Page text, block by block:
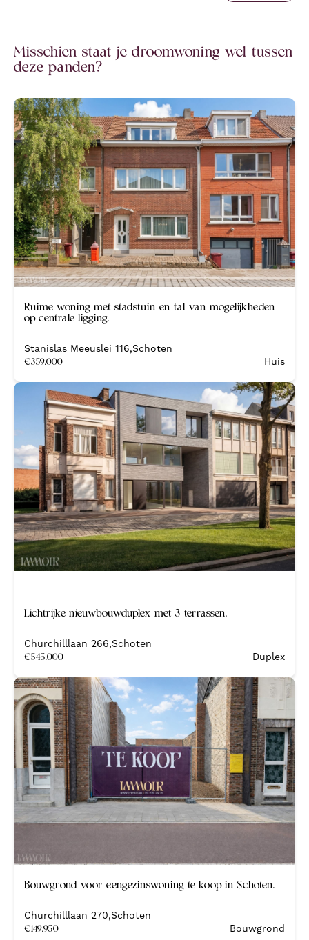
Misschien staat je droomwoning wel tussen
deze panden?
Ruime woning met stadstuin en tal van mogelijkheden
op centrale ligging.
Stanislas Meeuslei 116,Schoten
€359.000 Huis
Nieuwbouw
Lichtrijke nieuwbouwduplex met 3 terrassen.
Churchilllaan 266,Schoten
€545.000 Duplex
Bouwgrond voor eengezinswoning te koop in Schoten.
Churchilllaan 270,Schoten
€149.950 Bouwgrond